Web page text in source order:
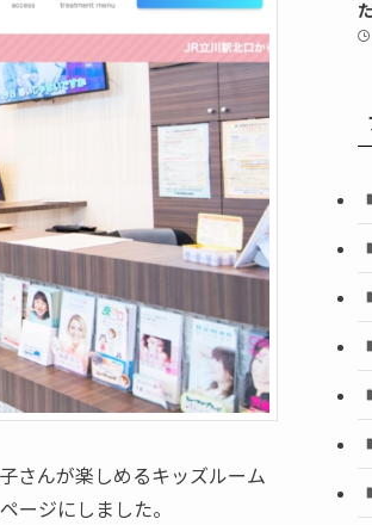
さんが楽しめるキッズルーム
ージにしました。